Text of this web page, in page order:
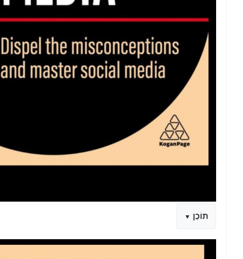
תוֹכֶן